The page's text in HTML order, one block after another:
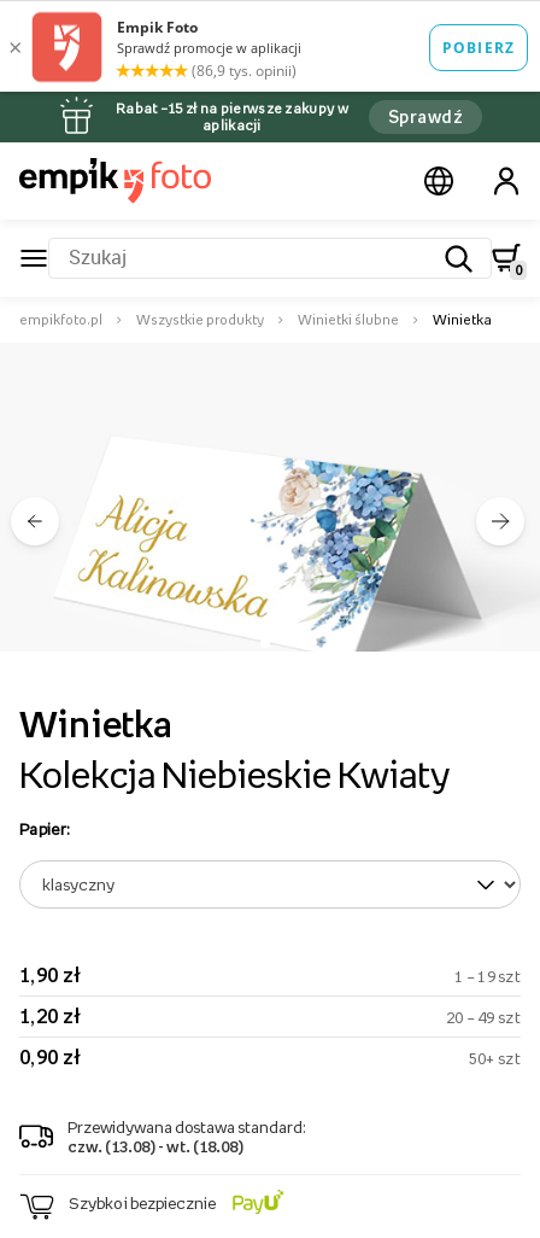
Rabat –15 zł na pierwsze zakupy w
aplikacji
Sprawdź
0
empikfoto.pl Wszystkie produkty Winietki ślubne Winietka
Winietka
Kolekcja Niebieskie Kwiaty
Papier:
1,90 zł 1 – 19 szt
1,20 zł 20 – 49 szt
0,90 zł 50+ szt
Przewidywana dostawa standard:
czw. (13.08) - wt. (18.08)
Szybko i bezpiecznie